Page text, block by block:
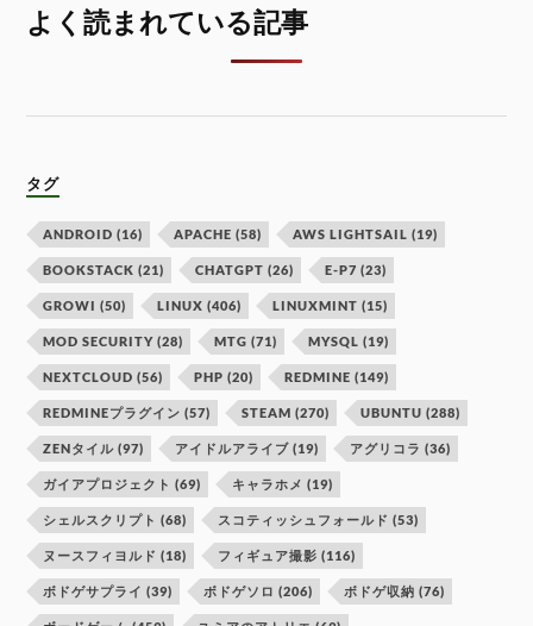
よく読まれている記事
タグ
ANDROID (16) APACHE (58) AWS LIGHTSAIL (19)
BOOKSTACK (21) CHATGPT (26) E-P7 (23)
GROWI (50) LINUX (406) LINUXMINT (15)
MOD SECURITY (28) MTG (71) MYSQL (19)
NEXTCLOUD (56) PHP (20) REDMINE (149)
REDMINEプラグイン (57) STEAM (270) UBUNTU (288)
ZENタイル (97) アイドルアライブ (19) アグリコラ (36)
ガイアプロジェクト (69) キャラホメ (19)
シェルスクリプト (68) スコティッシュフォールド (53)
ヌースフィヨルド (18) フィギュア撮影 (116)
ボドゲサプライ (39) ボドゲソロ (206) ボドゲ収納 (76)